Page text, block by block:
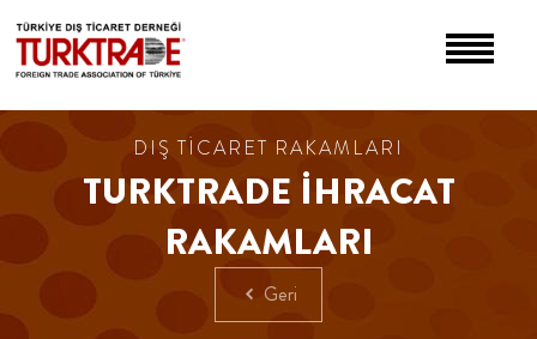
DIŞ TİCARET RAKAMLARI
TURKTRADE İHRACAT
RAKAMLARI
Geri